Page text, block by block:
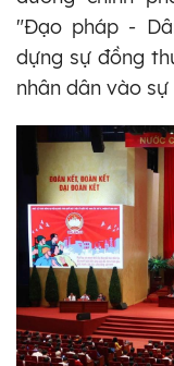
"Đạo pháp -
dựng sự đồng
nhân dân vào